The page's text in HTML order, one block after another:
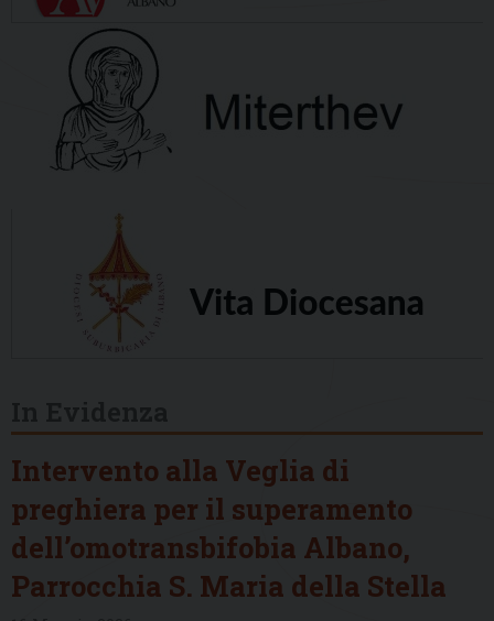
Intervento alla Veglia di
preghiera per il superamento
dell’omotransbifobia Albano,
Parrocchia S. Maria della Stella